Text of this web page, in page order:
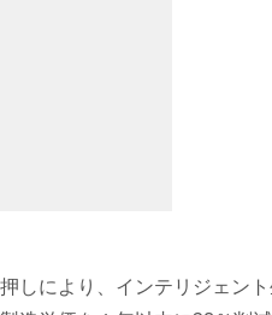
しにより、インテリジェン